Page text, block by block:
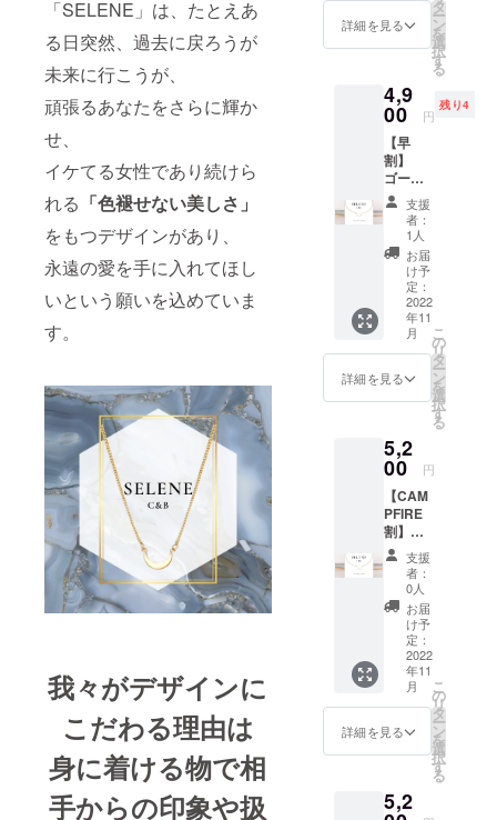
「SELENE」は、たとえあ
る日突然、過去に戻ろうが
未来に行こうが、
頑張るあなたをさらに輝か
せ、
イケてる女性であり続けら
れる 「色褪せない美しさ」
をもつデザインがあり、
永遠の愛を手に入れてほし
いという願いを込めていま
す。
我々がデザインに
こだわる理由は
身に着ける物で相
手からの印象や扱
詳細を見る
タ
ー
ン
を
選
択
す
る
4,9
00 円
残り4
【早
割】
ゴール
ドブレ
スレッ
『シー
ラ』 ※
送料込
みの価
格で
す。 一
般販売
価格：
5,500円
支援
者：
1人
お届
け予
定：
2022
年11
月
詳細を見る
こ
の
リ
タ
ー
ン
を
選
択
す
る
5,2
00 円
【CAM
PFIRE
割】
ゴール
ドブレ
スレッ
ト ※送
料込み
の価格
です。
一般販
売価
格：
5,500円
支援
者：
0人
お届
け予
定：
2022
年11
月
詳細を見る
こ
の
リ
タ
ー
ン
を
選
択
す
る
5,2